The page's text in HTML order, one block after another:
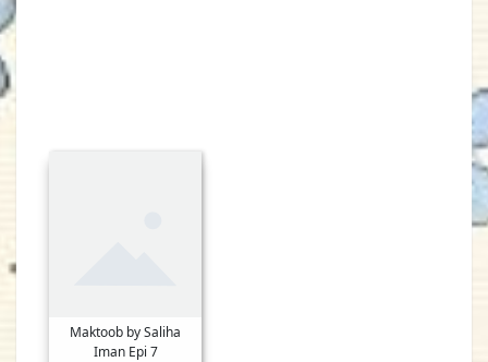
Maktoob by Saliha
Iman Epi 7